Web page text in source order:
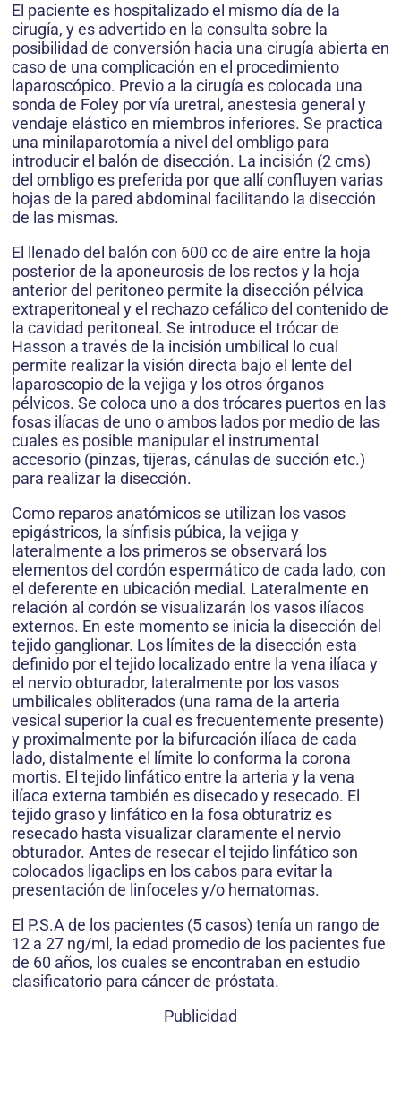
El paciente es hospitalizado el mismo día de la
cirugía, y es advertido en la consulta sobre la
posibilidad de conversión hacia una cirugía abierta en
caso de una complicación en el procedimiento
laparoscópico. Previo a la cirugía es colocada una
sonda de Foley por vía uretral, anestesia general y
vendaje elástico en miembros inferiores. Se practica
una minilaparotomía a nivel del ombligo para
introducir el balón de disección. La incisión (2 cms)
del ombligo es preferida por que allí confluyen varias
hojas de la pared abdominal facilitando la disección
de las mismas.
El llenado del balón con 600 cc de aire entre la hoja
posterior de la aponeurosis de los rectos y la hoja
anterior del peritoneo permite la disección pélvica
extraperitoneal y el rechazo cefálico del contenido de
la cavidad peritoneal. Se introduce el trócar de
Hasson a través de la incisión umbilical lo cual
permite realizar la visión directa bajo el lente del
laparoscopio de la vejiga y los otros órganos
pélvicos. Se coloca uno a dos trócares puertos en las
fosas ilíacas de uno o ambos lados por medio de las
cuales es posible manipular el instrumental
accesorio (pinzas, tijeras, cánulas de succión etc.)
para realizar la disección.
Como reparos anatómicos se utilizan los vasos
epigástricos, la sínfisis púbica, la vejiga y
lateralmente a los primeros se observará los
elementos del cordón espermático de cada lado, con
el deferente en ubicación medial. Lateralmente en
relación al cordón se visualizarán los vasos ilíacos
externos. En este momento se inicia la disección del
tejido ganglionar. Los límites de la disección esta
definido por el tejido localizado entre la vena ilíaca y
el nervio obturador, lateralmente por los vasos
umbilicales obliterados (una rama de la arteria
vesical superior la cual es frecuentemente presente)
y proximalmente por la bifurcación ilíaca de cada
lado, distalmente el límite lo conforma la corona
mortis. El tejido linfático entre la arteria y la vena
ilíaca externa también es disecado y resecado. El
tejido graso y linfático en la fosa obturatriz es
resecado hasta visualizar claramente el nervio
obturador. Antes de resecar el tejido linfático son
colocados ligaclips en los cabos para evitar la
presentación de linfoceles y/o hematomas.
El P.S.A de los pacientes (5 casos) tenía un rango de
12 a 27 ng/ml, la edad promedio de los pacientes fue
de 60 años, los cuales se encontraban en estudio
clasificatorio para cáncer de próstata.
Publicidad